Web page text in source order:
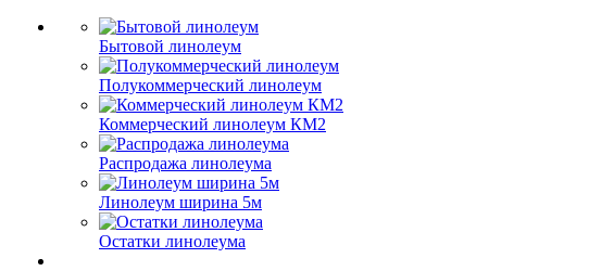
Бытовой линолеум
Полукоммерческий линолеум
Коммерческий линолеум КМ2
Распродажа линолеума
Линолеум ширина 5м
Остатки линолеума